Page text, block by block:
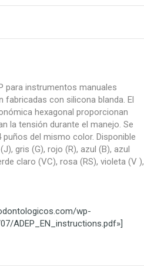
para instrumentos manuales
fabricadas con silicona blanda. El
hexagonal proporcionan
la tensión durante el manejo. Se
puños del mismo color. Disponible
gris (G), rojo (R), azul (B), azul
claro (VC), rosa (RS), violeta (V ),
wp-
ADEP_EN_instructions.pdf»]